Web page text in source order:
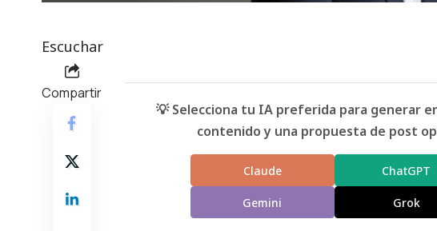
Escuchar
Compartir
💡 Selecciona tu IA preferida para generar
contenido y una propuesta de post
Claude ChatGPT
Gemini Grok